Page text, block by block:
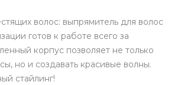
волос: выпрямитель для волос
готов к работе всего за
корпус позволяет не только
но и создавать красивые волны.
стайлинг!